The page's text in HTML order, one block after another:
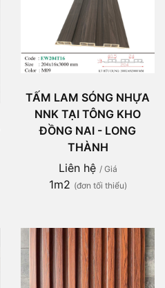
TẤM LAM SÓNG NHỰA
NNK TẠI TÔNG KHO
ĐỒNG NAI - LONG
THÀNH
Liên hệ / Giá
1m2 (đơn tối thiểu)